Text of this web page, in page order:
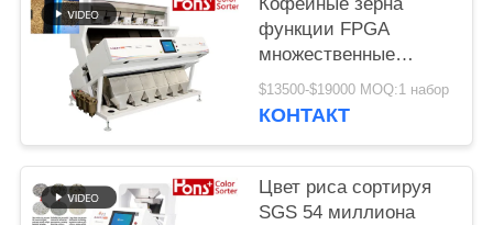
функции FPGA
множественные
красят сортируя
машину
$13500-$19000 MOQ:1 набор
КОНТАКТ
Цвет риса сортируя
SGS 54 миллиона